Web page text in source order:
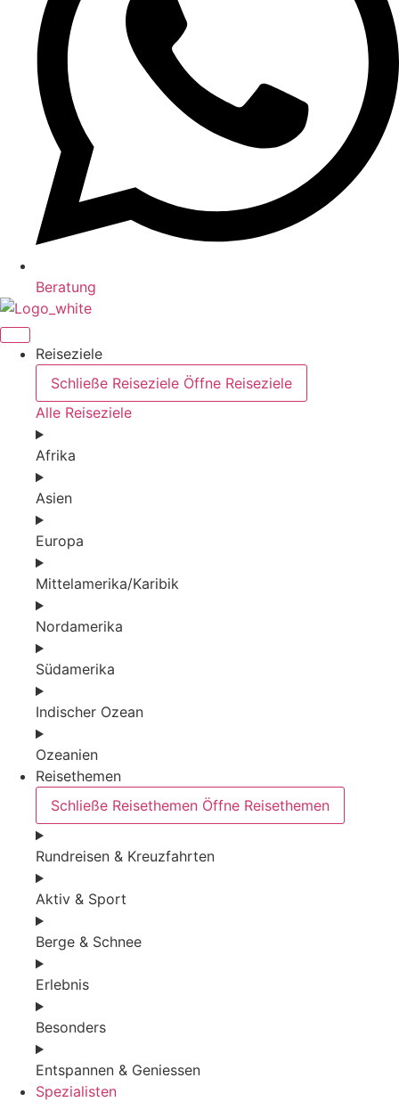
Beratung
Reiseziele
Schließe Reiseziele Öffne Reiseziele
Alle Reiseziele
Afrika
Asien
Europa
Mittelamerika/Karibik
Nordamerika
Südamerika
Indischer Ozean
Ozeanien
Reisethemen
Schließe Reisethemen Öffne Reisethemen
Rundreisen & Kreuzfahrten
Aktiv & Sport
Berge & Schnee
Erlebnis
Besonders
Entspannen & Geniessen
Spezialisten